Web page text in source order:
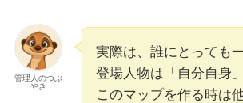
管理人のつぶ
やき
実際は、誰にとっても
登場人物は「自分自身
このマップを作る時は